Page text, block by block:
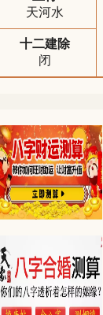
天河水
十二建除
闭